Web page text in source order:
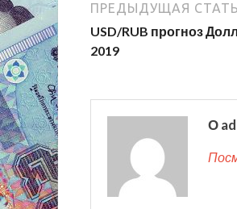
ПРЕДЫДУЩАЯ
USD/RUB прогноз
2019
О